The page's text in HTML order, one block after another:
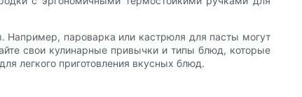
Например, пароварка или кастрюля для пасты могут
свои кулинарные привычки и типы блюд, которые
легкого приготовления вкусных блюд.